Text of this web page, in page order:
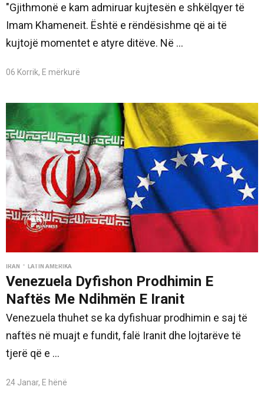
"Gjithmonë e kam admiruar kujtesën e shkëlqyer të
Imam Khameneit. Është e rëndësishme që ai të
kujtojë momentet e atyre ditëve. Në ...
06 Korrik, E mërkurë
İRAN • LATIN AMERIKA
Venezuela Dyfishon Prodhimin E
Naftës Me Ndihmën E Iranit
Venezuela thuhet se ka dyfishuar prodhimin e saj të
naftës në muajt e fundit, falë Iranit dhe lojtarëve të
tjerë që e ...
24 Janar, E hënë